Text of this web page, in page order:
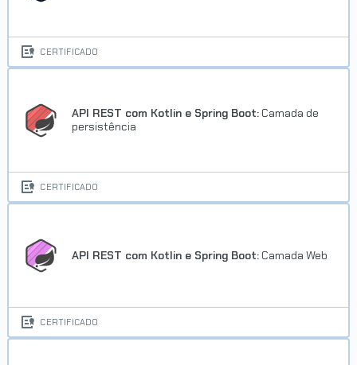
CERTIFICADO
API REST com Kotlin e Spring Boot: Camada de
persistência
CERTIFICADO
API REST com Kotlin e Spring Boot: Camada Web
CERTIFICADO